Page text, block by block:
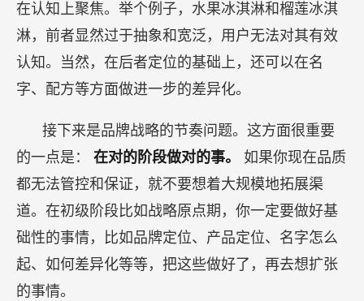
在认知上聚焦。举个例子，水果冰淇淋和榴莲冰淇
淋，前者显然过于抽象和宽泛，用户无法对其有效
认知。当然，在后者定位的基础上，还可以在名
字、配方等方面做进一步的差异化。
接下来是品牌战略的节奏问题。这方面很重要
的一点是： 在对的阶段做对的事。 如果你现在品质
都无法管控和保证，就不要想着大规模地拓展渠
道。在初级阶段比如战略原点期，你一定要做好基
础性的事情，比如品牌定位、产品定位、名字怎么
起、如何差异化等等，把这些做好了，再去想扩张
的事情。